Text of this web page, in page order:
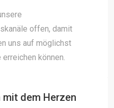
offen, damit
uns auf möglichst
können.
mit dem Herzen